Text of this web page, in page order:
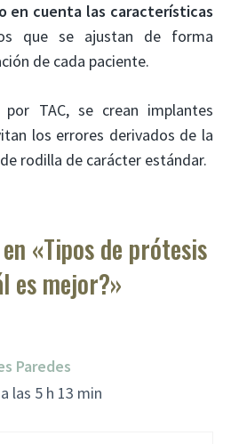
en cuenta las características
que se ajustan de forma
de cada paciente.
TAC, se crean implantes
los errores derivados de la
rodilla de carácter estándar.
«Tipos de prótesis
es mejor?»
Paredes
las 5 h 13 min